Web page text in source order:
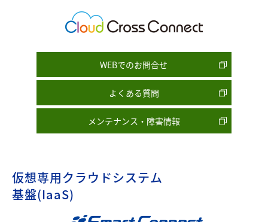
WEBでのお問合せ
よくある質問
メンテナンス・障害情報
仮想専用クラウドシステム
基盤(IaaS)